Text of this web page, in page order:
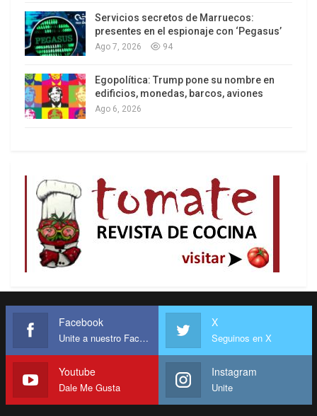
Los latinos le van dando la espalda a Trump
Servicios secretos de Marruecos:
presentes en el espionaje con ‘Pegasus’
Ago 7, 2026 94
Egopolítica: Trump pone su nombre en
edificios, monedas, barcos, aviones
Ago 6, 2026
Facebook
Unite a nuestro Facebook
X
Seguinos en X
Youtube
Dale Me Gusta
Instagram
Unite